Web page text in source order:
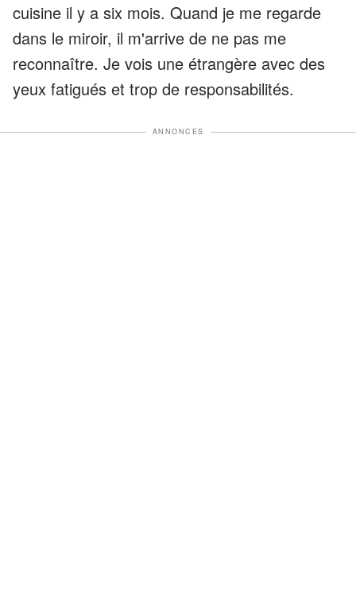
cuisine il y a six mois. Quand je me regarde
dans le miroir, il m'arrive de ne pas me
reconnaître. Je vois une étrangère avec des
yeux fatigués et trop de responsabilités.
ANNONCES